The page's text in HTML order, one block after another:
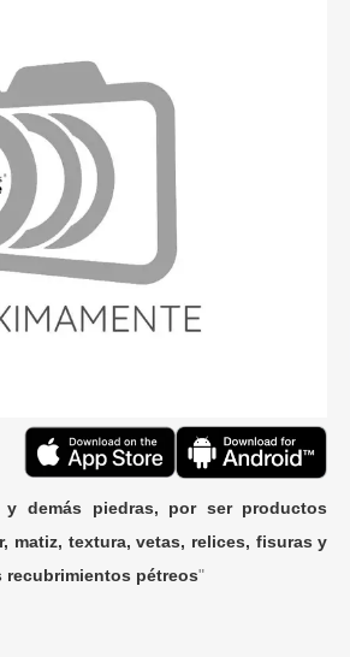
y demás piedras, por ser productos
matiz, textura, vetas, relices, fisuras y
pétreos"